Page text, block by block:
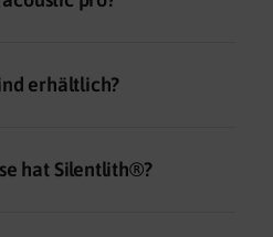
erhältlich?
hat Silentlith®?